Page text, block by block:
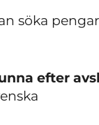
söka
efter